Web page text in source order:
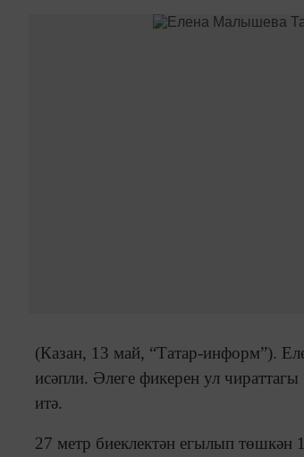
(Казан, 13 май, “Татар-информ”).
исәпли. Әлеге фикерен ул
итә.
27 метр биеклектән егылып